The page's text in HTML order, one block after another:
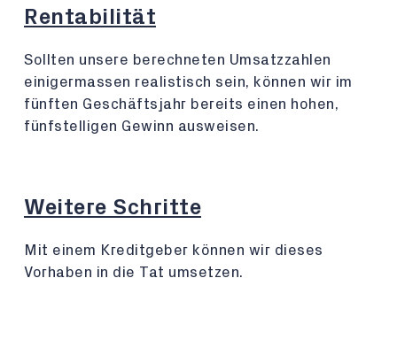
Rentabilität
Sollten unsere berechneten Umsatzzahlen
einigermassen realistisch sein, können wir im
fünften Geschäftsjahr bereits einen hohen,
fünfstelligen Gewinn ausweisen.
Weitere Schritte
Mit einem Kreditgeber können wir dieses
Vorhaben in die Tat umsetzen.